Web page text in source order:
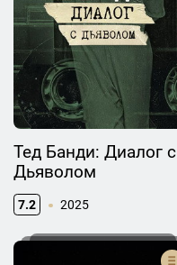
Тед Банди: Диалог с
Дьяволом
7.2 2025